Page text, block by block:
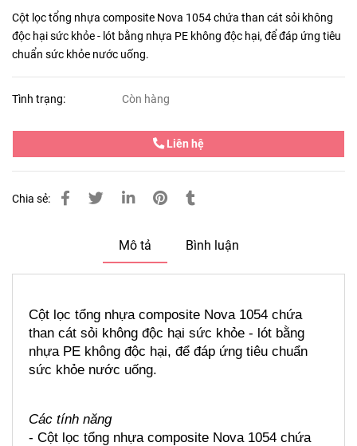
Cột lọc tổng nhựa composite Nova 1054 chứa than cát sỏi không
độc hại sức khỏe - lót bằng nhựa PE không độc hại, để đáp ứng tiêu
chuẩn sức khỏe nước uống.
Tình trạng: Còn hàng
Liên hệ
Chia sẻ:
Mô tả Bình luận
Cột lọc tổng nhựa composite Nova 1054 chứa
than cát sỏi không độc hại sức khỏe - lót bằng
nhựa PE không độc hại, để đáp ứng tiêu chuẩn
sức khỏe nước uống.
Các tính năng
- Cột lọc tổng nhựa composite Nova 1054 chứa